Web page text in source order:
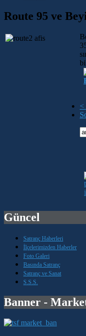
Route 95 ve
<
Güncel
Satranç Haberleri
İlçelerimizden Haberler
Foto Galeri
Basında Satranç
Satranç ve Sanat
S.S.S.
Banner -